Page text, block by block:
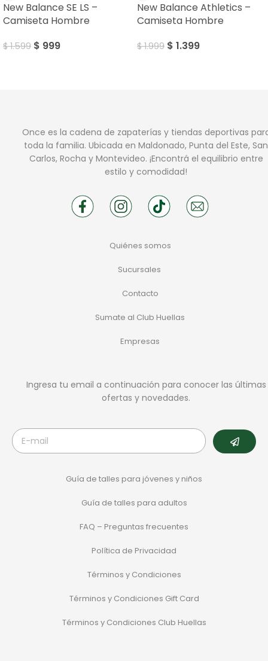
New Balance SE LS –
Camiseta Hombre
$1.599 $ 999
New Balance Athletics –
Camiseta Hombre
$1.999 $ 1.399
Once es la cadena de zapaterías y tiendas deportivas
toda la familia. Ubicada en Maldonado, Punta del Este, San
Carlos, Rocha y Montevideo. ¡Encontrá el equilibrio entre
estilo y comodidad!
Quiénes somos
Sucursales
Contacto
Sumate al Club Huellas
Empresas
Ingresa tu email a continuación para conocer las últimas
ofertas y novedades.
Guía de talles para jóvenes y niños
Guía de talles para adultos
FAQ – Preguntas frecuentes
Política de Privacidad
Términos y Condiciones
Términos y Condiciones Gift Card
Términos y Condiciones Club Huellas